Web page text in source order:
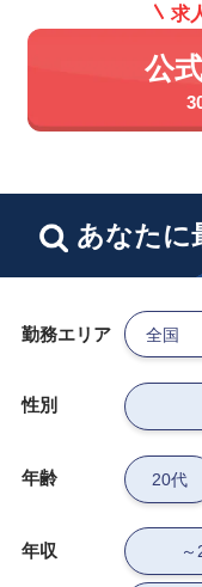
求
公
あなたに
勤務エリア
性別
年齢 20代
年収